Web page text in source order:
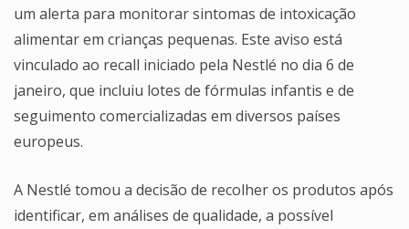
um alerta para monitorar sintomas de intoxicação
alimentar em crianças pequenas. Este aviso está
vinculado ao recall iniciado pela Nestlé no dia 6 de
janeiro, que incluiu lotes de fórmulas infantis e de
seguimento comercializadas em diversos países
europeus.
A Nestlé tomou a decisão de recolher os produtos após
identificar, em análises de qualidade, a possível